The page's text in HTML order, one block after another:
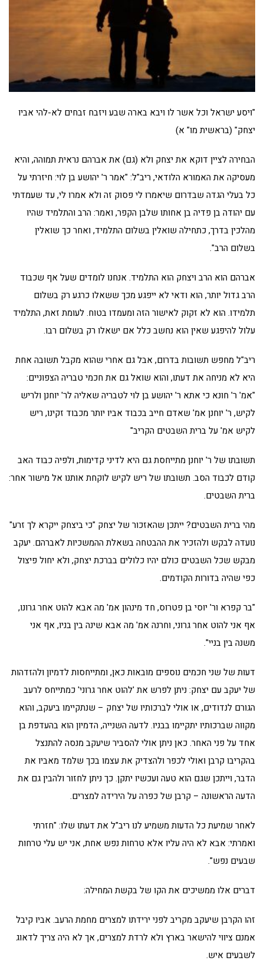
"ויסע ישראל וכל אשר לו ויבא בארה שבע ויזבח זבחים לא-להי אביו
יצחק" (בראשית מו" א)
הבחירה לציין דוקא את יצחק ולא (גם) את אברהם נראית תמוהה, והיא
מעסיקה את האמורא הלודאי, ריב"ל: "אמר ר' יהושע בן לוי: חיזרתי על
כל בעלי הגדה שבדרום שיאמרו לי פסוק זה ולא אמרו לי, עד שעמדתי
עם יהודה בן פדיה בן אחותו שלבן הקפר, ואמר: הרב והתלמיד שהיו
מהלכין בדרך, כתחילה שואלין בשלום התלמיד, ואחר כך שואלין
בשלום הרב".
אברהם הוא הרב ויצחק הוא התלמיד. אנחנו לומדים שעל אף שכבוד
הרב גדול יותר, הוא ודאי לא ייפגע מכך ששאלו כרגע רק בשלום
תלמידו. הוא לא זקוק לאישור הזה ומעמדו בטוח. לעומת זאת, התלמיד
עלול להיפגע שאין הוא נחשב כלל אם ישאלו רק בשלום רבו.
ריב"ל מחפש תשובות בדרום, אבל גם אחרי שהוא מקבל תשובה אחת
היא לא מניחה את דעתו, והוא שואל גם את חכמי טבריה הצפוניים:
"אמ' ר' חונא כי אתא ר' יהושע בן לוי לטבריה שאליה לר' יוחנן ולריש
לקיש, ר' יוחנן אמ' שאדם חייב בכבוד אביו יותר מכבוד זקינו, ריש
לקיש אמ' על ברית השבטים הקריב"
תשובתו של ר' יוחנן מתייחסת גם היא לדיני קדימות, ולפיה כבוד האב
קודם לכבוד הסב. תשובתו של ריש לקיש לוקחת אותנו אל מישור אחר:
ברית השבטים.
מהי ברית השבטים? ייתכן שהאזכור של יצחק "כי ביצחק ייקרא לך זרע"
נועדה לבקש ולהזכיר את ההבטחה בשאלת ההמשכיות לאברהם. יעקב
מבקש שכל השבטים כולם יהיו כלולים בברכת יצחק, ולא יחול פיצול
כפי שהיה בדורות הקודמים.
"בר קפרא ור' יוסי בן פטרוס, חד מינהון אמ' מה אבא להוט אחר גרונו,
אף אני להוט אחר גרוני, וחרנה אמ' מה אבא שינה בין בניו, אף אני
משנה בין בניי".
דעות של שני חכמים נוספים מובאות כאן, ומתייחסות לדמיון ולהזדהות
של יעקב עם יצחק: ניתן לפרש את 'להוט אחר גרוני' כמתייחס לרעב
הגורם לנדודים, או אולי לברכותיו של יצחק – שנתקיימו ביעקב, והוא
מקווה שברכותיו יתקיימו בבניו. לדעה השנייה, הדמיון הוא בהעדפת בן
אחד על פני האחר. כאן ניתן אולי להסביר שיעקב מנסה להתנצל
בהקריבו קרבן ואולי לכפר ולהצדיק את עצמו בכך שלמד מאביו את
הדבר, וייתכן שגם הוא טעה ועכשיו יתקן. כך ניתן לחזור ולהבין גם את
הדעה הראשונה – קרבן של כפרה על הירידה למצרים.
לאחר שמיעת כל הדעות משמיע לנו ריב"ל את דעתו שלו: "חזרתי
ואמרתי: אבא לא היה עליו אלא טרחות נפש אחת, אני יש עלי טרחות
שבעים נפש".
דברים אלו ממשיכים את הקו של בקשת המחילה:
זהו הקרבן שיעקב מקריב לפני ירידתו למצרים מחמת הרעב. אביו קיבל
אמנם ציווי להישאר בארץ ולא לרדת למצרים, אך לא היה צריך לדאוג
לשבעים איש.